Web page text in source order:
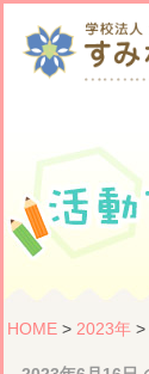
HOME> 2023年>